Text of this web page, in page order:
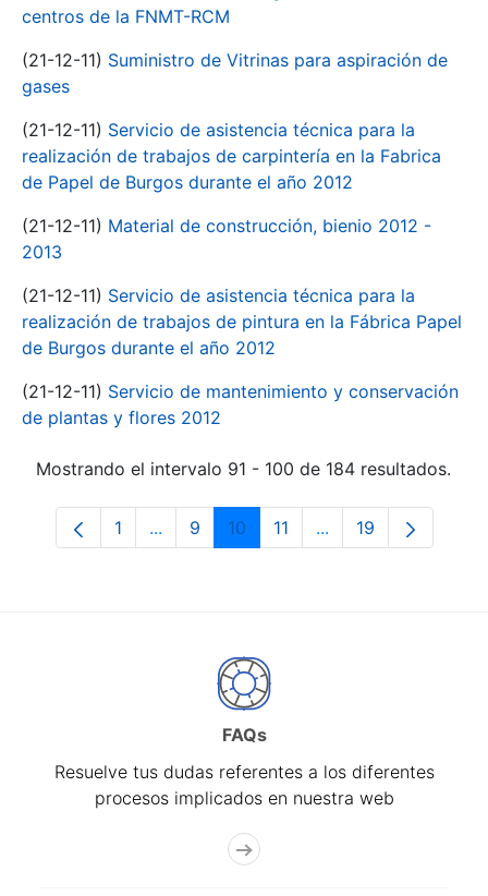
centros de la FNMT-RCM
(21-12-11) Suministro de Vitrinas para aspiración de
gases
(21-12-11) Servicio de asistencia técnica para la
realización de trabajos de carpintería en la Fabrica
de Papel de Burgos durante el año 2012
(21-12-11) Material de construcción, bienio 2012 -
2013
(21-12-11) Servicio de asistencia técnica para la
realización de trabajos de pintura en la Fábrica Papel
de Burgos durante el año 2012
(21-12-11) Servicio de mantenimiento y conservación
de plantas y flores 2012
Mostrando el intervalo 91 - 100 de 184 resultados.
Página
1 ...Páginas intermedias Use TAB para
Página
9 Página
10 Página
11 ...PáginasPágina
19
FAQs
Resuelve tus dudas referentes a los diferentes
procesos implicados en nuestra web